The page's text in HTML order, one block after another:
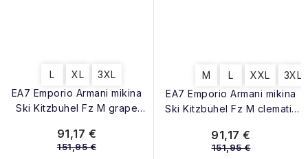
EA7 Emporio Armani mikina
Ski Kitzbuhel Fz M grape
L XL 3XL
91,17 €
151,95 €
EA7 Emporio Armani mikina
Ski Kitzbuhel Fz M clematis
M L XXL 3XL
91,17 €
151,95 €